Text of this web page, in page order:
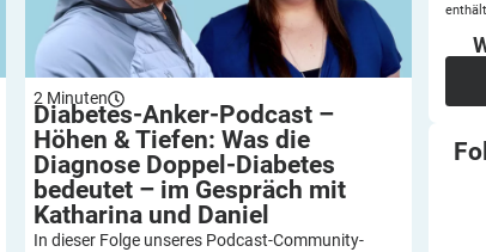
2 Minuten
Diabetes-Anker-Podcast –
Höhen & Tiefen: Was die
Diagnose Doppel-Diabetes
bedeutet – im Gespräch mit
Katharina und Daniel
In dieser Folge unseres Podcast-Community-
enthält.